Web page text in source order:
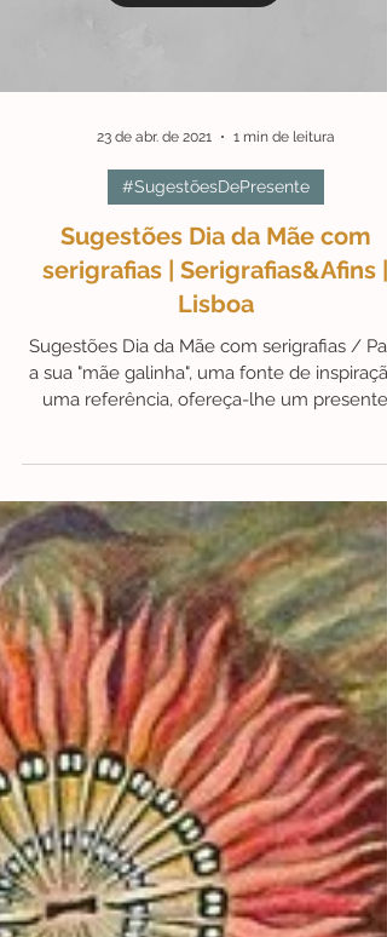
Load video
23 de abr. de 2021 1 min de leitura
#SugestõesDePresente
Sugestões Dia da Mãe com
serigrafias | Serigrafias&Afins |
Sugestões Dia da Mãe com serigrafias /
a sua "mãe galinha", uma fonte de
uma referência, ofereça-lhe um presente
que...